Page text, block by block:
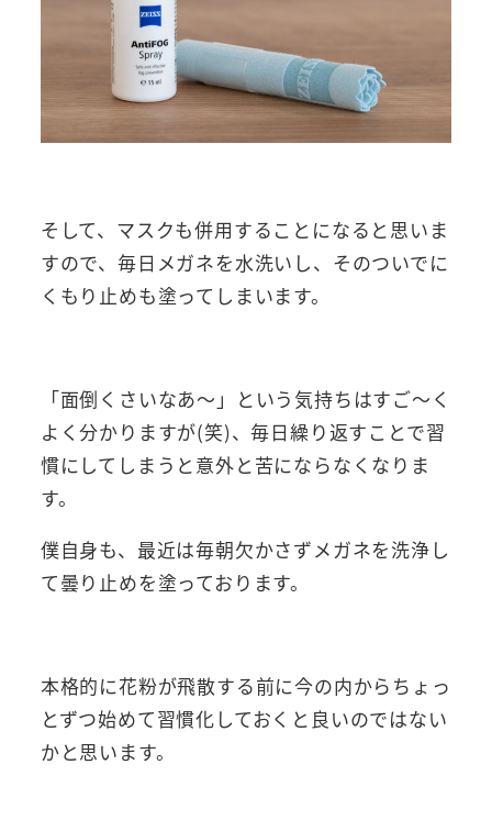
そして、マスクも併用することになると思いま
すので、毎日メガネを水洗いし、そのついでに
くもり止めも塗ってしまいます。
「面倒くさいなあ～」という気持ちはすご～く
よく分かりますが(笑)、毎日繰り返すことで習
慣にしてしまうと意外と苦にならなくなりま
す。
僕自身も、最近は毎朝欠かさずメガネを洗浄し
て曇り止めを塗っております。
本格的に花粉が飛散する前に今の内からちょっ
とずつ始めて習慣化しておくと良いのではない
かと思います。